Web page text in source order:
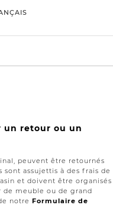
un retour ou un
peuvent être retournés
sont assujettis à des frais de
et doivent être organisés
de meuble ou de grand
notre Formulaire de